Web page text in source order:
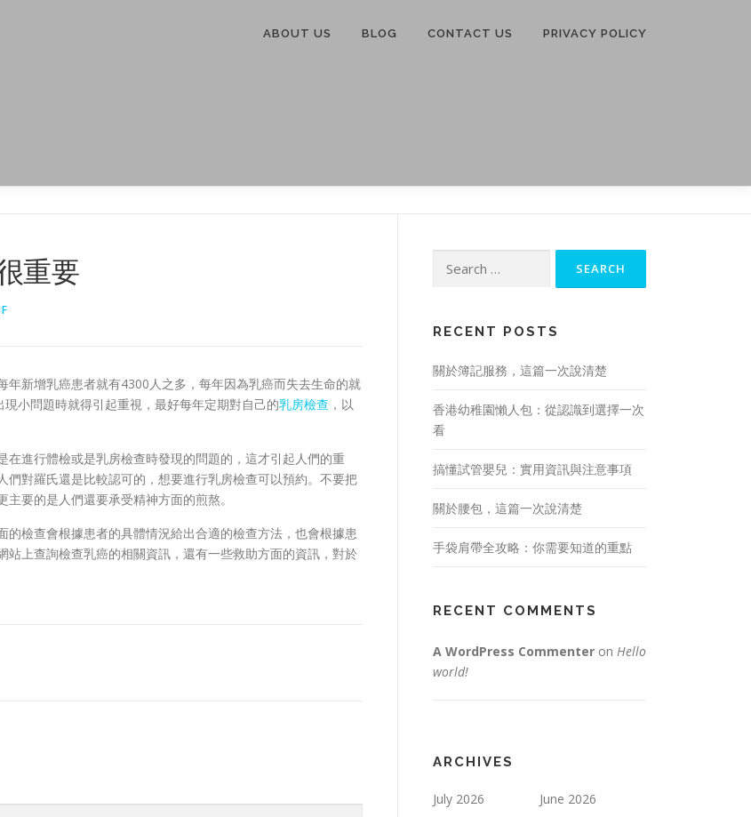
ABOUT US BLOG CONTACT US PRIVACY POLICY
重要
新增乳癌患者就有4300人之多，每年因為乳癌而失去生命的就
小問題時就得引起重視，最好每年定期對自己的乳房檢查 ，以
進行體檢或是乳房檢查時發現的問題的，這才引起人們的重
對羅氏還是比較認可的，想要進行乳房檢查可以預約。不要把
要的是人們還要承受精神方面的煎熬。
檢查會根據患者的具體情況給出合適的檢查方法，也會根據患
上查詢檢查乳癌的相關資訊，還有一些救助方面的資訊，對於
for:
RECENT POSTS
關於簿記服務，這篇一次說清楚
香港幼稚園懶人包：從認識到選擇一次
看
搞懂試管嬰兒：實用資訊與注意事項
關於腰包，這篇一次說清楚
手袋肩帶全攻略：你需要知道的重點
RECENT COMMENTS
A WordPress Commenter on Hello
world!
ARCHIVES
July 2026
June 2026